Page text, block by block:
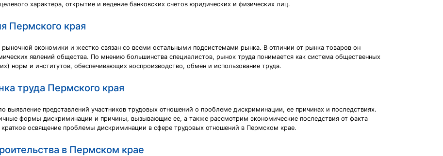
характера, открытие и ведение банковских счетов юридических и физических лиц.
Пермского края
экономики и жестко связан со всеми остальными подсистемами рынка. В отличии от рынка товаров он
явлений общества. По мнению большинства специалистов, рынок труда понимается как система общественных
норм и институтов, обеспечивающих воспроизводство, обмен и использование труда.
труда Пермского края
выявление представлений участников трудовых отношений о проблеме дискриминации, ее причинах и последствиях.
формы дискриминации и причины, вызывающие ее, а также рассмотрим экономические последствия от факта
освящение проблемы дискриминации в сфере трудовых отношений в Пермском крае.
в Пермском крае